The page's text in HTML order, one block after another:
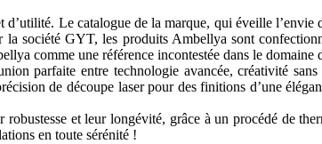
Le catalogue de la marque, qui éveille l’envie
société GYT, les produits Ambellya sont
comme une référence incontestée dans le domaine
parfaite entre technologie avancée, créativité
de découpe laser pour des finitions d’une
et leur longévité, grâce à un procédé de
en toute sérénité !